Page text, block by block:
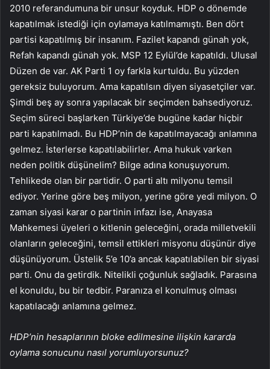
2010 referandumuna bir unsur koyduk. HDP o dönemde
kapatılmak istediği için oylamaya katılmamıştı. Ben dört
partisi kapatılmış bir insanım. Fazilet kapandı günah yok,
Refah kapandı günah yok. MSP 12 Eylül’de kapatıldı. Ulusal
Düzen de var. AK Parti 1 oy farkla kurtuldu. Bu yüzden
gereksiz buluyorum. Ama kapatılsın diyen siyasetçiler var.
Şimdi beş ay sonra yapılacak bir seçimden bahsediyoruz.
Seçim süreci başlarken Türkiye’de bugüne kadar hiçbir
parti kapatılmadı. Bu HDP’nin de kapatılmayacağı anlamına
gelmez. İsterlerse kapatılabilirler. Ama hukuk varken
neden politik düşünelim? Bilge adına konuşuyorum.
Tehlikede olan bir partidir. O parti altı milyonu temsil
ediyor. Yerine göre beş milyon, yerine göre yedi milyon. O
zaman siyasi karar o partinin infazı ise, Anayasa
Mahkemesi üyeleri o kitlenin geleceğini, orada milletvekili
olanların geleceğini, temsil ettikleri misyonu düşünür diye
düşünüyorum. Üstelik 5’e 10’a ancak kapatılabilen bir siyasi
parti. Onu da getirdik. Nitelikli çoğunluk sağladık. Parasına
el konuldu, bu bir tedbir. Paranıza el konulmuş olması
kapatılacağı anlamına gelmez.
HDP’nin hesaplarının bloke edilmesine ilişkin kararda
oylama sonucunu nasıl yorumluyorsunuz?